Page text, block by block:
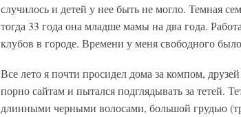
случилось и детей у нее быть не могло. Темная
тогда 33 года она младше мамы на два года.
клубов в городе. Времени у меня свободного
Все лето я почти просидел дома за компом,
порно сайтам и пытался подглядывать за тетей.
длинными черными волосами, большой грудью